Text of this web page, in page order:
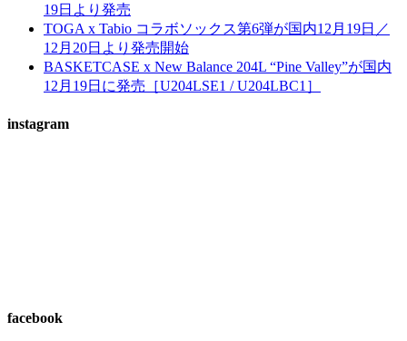
19日より発売
TOGA x Tabio コラボソックス第6弾が国内12月19日／
12月20日より発売開始
BASKETCASE x New Balance 204L “Pine Valley”が国内
12月19日に発売［U204LSE1 / U204LBC1］
instagram
facebook